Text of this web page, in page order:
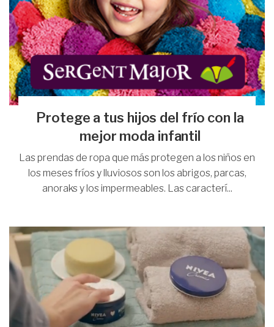
Protege a tus hijos del frío con la
mejor moda infantil
Las prendas de ropa que más protegen a los niños en
los meses fríos y lluviosos son los abrigos, parcas,
anoraks y los impermeables. Las caracterí...